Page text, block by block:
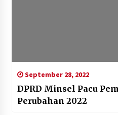
September 28, 2022
DPRD Minsel Pacu
Perubahan 2022